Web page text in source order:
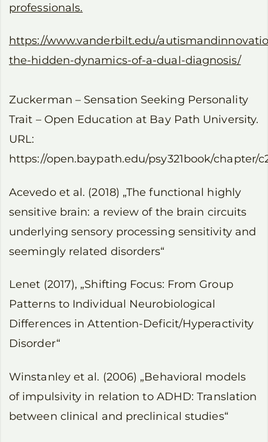
professionals.
https://www.vanderbilt.edu/
the-hidden-dynamics-of-a-dual-diagnosis/
Zuckerman – Sensation Seeking Personality
Trait – Open Education at Bay Path University.
URL:
https://open.baypath.edu/psy321book/chapter/
Acevedo et al. (2018) „The functional highly
sensitive brain: a review of the brain circuits
underlying sensory processing sensitivity and
seemingly related disorders“
Lenet (2017), „Shifting Focus: From Group
Patterns to Individual Neurobiological
Differences in Attention-Deficit/Hyperactivity
Disorder“
Winstanley et al. (2006) „Behavioral models
of impulsivity in relation to ADHD: Translation
between clinical and preclinical studies“